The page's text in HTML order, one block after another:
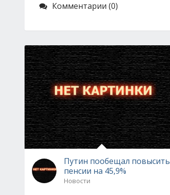
Комментарии (0)
Путин пообещал повысить
пенсии на 45,9%
Новости